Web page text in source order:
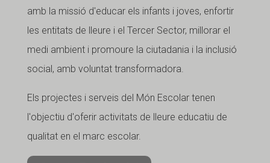
amb la missió d'educar els infants i joves, enfortir
les entitats de lleure i el Tercer Sector, millorar el
medi ambient i promoure la ciutadania i la inclusió
social, amb voluntat transformadora.
Els projectes i serveis del Món Escolar tenen
l'objectiu d'oferir activitats de lleure educatiu de
qualitat en el marc escolar.